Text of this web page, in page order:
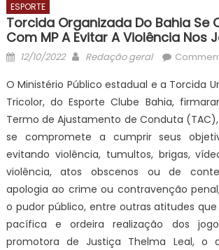
ESPORTE
Torcida Organizada Do Bahia Se
Com MP A Evitar A Violência Nos
Posted
12/10/2022 Author
Redação geral
O Ministério Público estadual e a Torcida
Tricolor, do Esporte Clube Bahia,
Termo de Ajustamento de Conduta
se compromete a cumprir seus
evitando violência, tumultos, brigas,
violência, atos obscenos ou de
apologia ao crime ou contravenção
o pudor público, entre outras atitudes
pacífica e ordeira realização dos
promotora de Justiça Thelma Leal, o